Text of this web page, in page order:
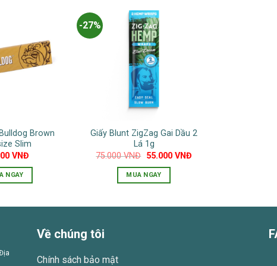
Brown
Slim
VNĐ
NGAY
-27%
Giấy Blunt ZigZag Gai Dầu 2
Lá 1g
75.000VNĐ Giá
là:
75.000 VNĐ.
55.000 VNĐGiá
MUA NGAY
Về chúng tôi
Chính sách bảo mật